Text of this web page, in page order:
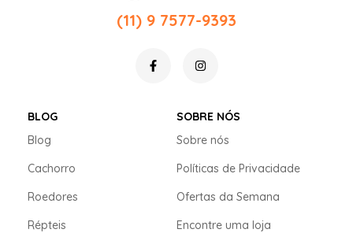
(11) 9 7577-9393
BLOG
Blog
Cachorro
Roedores
Répteis
SOBRE NÓS
Sobre nós
Políticas de Privacidade
Ofertas da Semana
Encontre uma loja